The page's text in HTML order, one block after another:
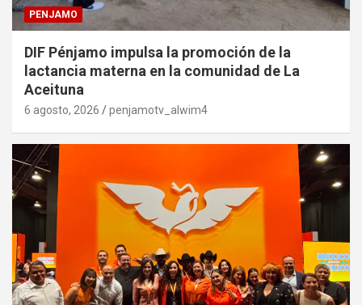
PENJAMO
DIF Pénjamo impulsa la promoción de la
lactancia materna en la comunidad de La
Aceituna
6 agosto, 2026 penjamotv_alwim4